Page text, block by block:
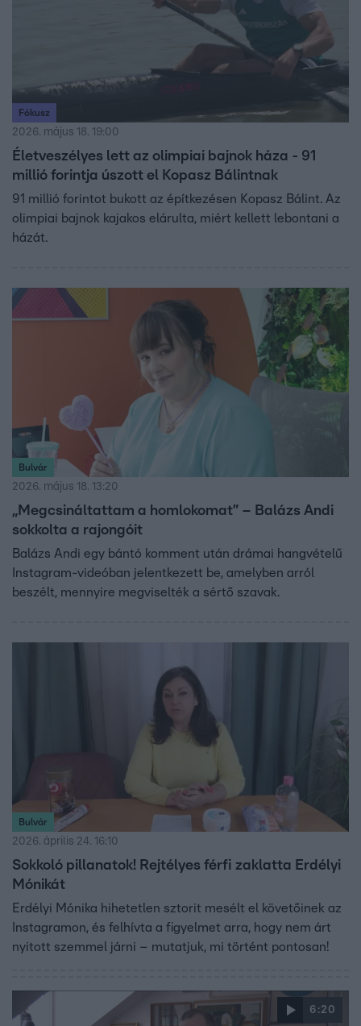
Fókusz
2026. május 18. 19:00
Életveszélyes lett az olimpiai bajnok háza - 91
millió forintja úszott el Kopasz Bálintnak
91 millió forintot bukott az építkezésen Kopasz Bálint. Az
olimpiai bajnok kajakos elárulta, miért kellett lebontani a
házát.
Bulvár
2026. május 18. 13:20
„Megcsináltattam a homlokomat” – Balázs Andi
sokkolta a rajongóit
Balázs Andi egy bántó komment után drámai hangvételű
Instagram-videóban jelentkezett be, amelyben arról
beszélt, mennyire megviselték a sértő szavak.
Bulvár
2026. április 24. 16:10
Sokkoló pillanatok! Rejtélyes férfi zaklatta Erdélyi
Mónikát
Erdélyi Mónika hihetetlen sztorit mesélt el követőinek az
Instagramon, és felhívta a figyelmet arra, hogy nem árt
nyitott szemmel járni – mutatjuk, mi történt pontosan!
6:20